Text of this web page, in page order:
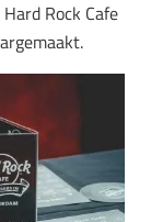
Rock Cafe